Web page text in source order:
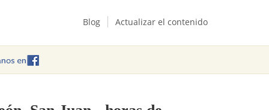
Blog Actualizar el contenido